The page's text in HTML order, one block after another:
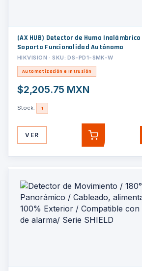
(AX HUB) Detector de Humo
Soporta Funcionalidad Autónoma
HIKVISION · SKU: DS-PD1-SMK-W
Automatización e Intrusión
$2,205.75 MXN
Stock: 1
VER AGREGAR